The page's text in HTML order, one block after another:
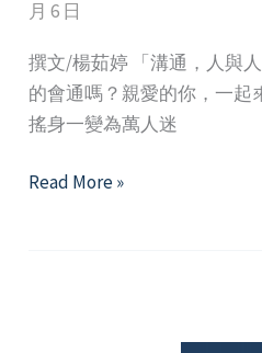
月 6 日
撰文/楊茹婷 「溝通，人與
的會通嗎？親愛的你，一起
搖身一變為萬人迷
擁
Read More »